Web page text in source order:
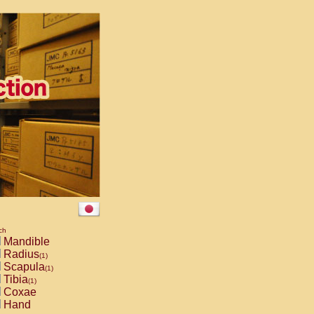
Mandible
Radius(1)
Scapula(1)
Tibia(1)
Coxae
Hand